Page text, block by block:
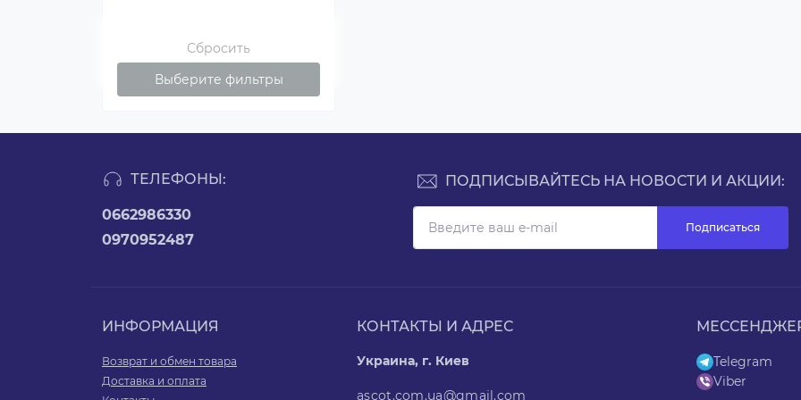
Сбросить
Выберите фильтры
ТЕЛЕФОНЫ:
0662986330
0970952487
ПОДПИСЫВАЙТЕСЬ НА НОВОСТИ И АКЦИИ:
Подписаться
ИНФОРМАЦИЯ
Возврат и обмен товара
Доставка и оплата
КОНТАКТЫ И АДРЕС
Украина, г. Киев
ascot.com.ua@gmail.com
Telegram
Viber